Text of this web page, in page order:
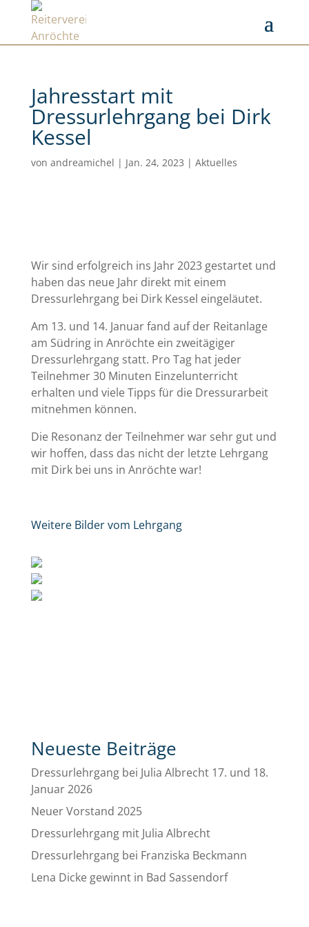
Jahresstart mit
Dressurlehrgang bei Dirk
Kessel
von andreamichel | Jan. 24, 2023 | Aktuelles
Wir sind erfolgreich ins Jahr 2023 gestartet und
haben das neue Jahr direkt mit einem
Dressurlehrgang bei Dirk Kessel eingeläutet.
Am 13. und 14. Januar fand auf der Reitanlage
am Südring in Anröchte ein zweitägiger
Dressurlehrgang statt. Pro Tag hat jeder
Teilnehmer 30 Minuten Einzelunterricht
erhalten und viele Tipps für die Dressurarbeit
mitnehmen können.
Die Resonanz der Teilnehmer war sehr gut und
wir hoffen, dass das nicht der letzte Lehrgang
mit Dirk bei uns in Anröchte war!
Weitere Bilder vom Lehrgang
Neueste Beiträge
Dressurlehrgang bei Julia Albrecht 17. und 18.
Januar 2026
Neuer Vorstand 2025
Dressurlehrgang mit Julia Albrecht
Dressurlehrgang bei Franziska Beckmann
Lena Dicke gewinnt in Bad Sassendorf